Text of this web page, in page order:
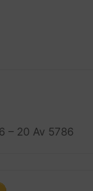
– 20 Av 5786